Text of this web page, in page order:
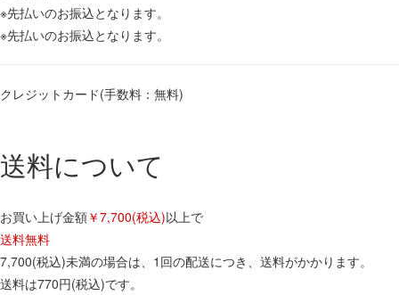
※先払いのお振込となります。
※先払いのお振込となります。
クレジットカード(手数料：無料)
送料について
お買い上げ金額￥7,700(税込)以上で
送料無料
7,700(税込)未満の場合は、1回の配送につき、送料がかかります。
送料は770円(税込)です。